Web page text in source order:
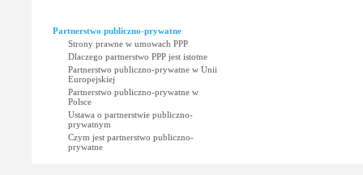
Partnerstwo publiczno-prywatne
Strony prawne w umowach PPP
Dlaczego partnerstwo PPP jest istotne
Partnerstwo publiczno-prywatne w Unii
Europejskiej
Partnerstwo publiczno-prywatne w
Polsce
Ustawa o partnerstwie publiczno-
prywatnym
Czym jest partnerstwo publiczno-
prywatne